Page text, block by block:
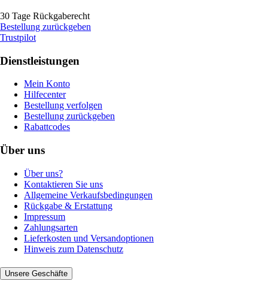
30 Tage Rückgaberecht
Bestellung zurückgeben
Trustpilot
Dienstleistungen
Mein Konto
Hilfecenter
Bestellung verfolgen
Bestellung zurückgeben
Rabattcodes
Über uns
Über uns?
Kontaktieren Sie uns
Allgemeine Verkaufsbedingungen
Rückgabe & Erstattung
Impressum
Zahlungsarten
Lieferkosten und Versandoptionen
Hinweis zum Datenschutz
Unsere Geschäfte